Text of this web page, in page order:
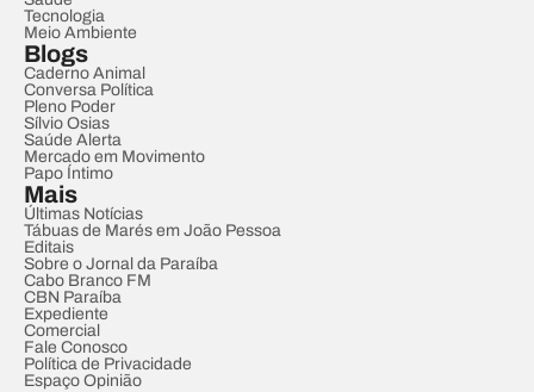
Tecnologia
Meio Ambiente
Blogs
Caderno Animal
Conversa Política
Pleno Poder
Sílvio Osias
Saúde Alerta
Mercado em Movimento
Papo Íntimo
Mais
Últimas Notícias
Tábuas de Marés em João Pessoa
Editais
Sobre o Jornal da Paraíba
Cabo Branco FM
CBN Paraíba
Expediente
Comercial
Fale Conosco
Política de Privacidade
Espaço Opinião